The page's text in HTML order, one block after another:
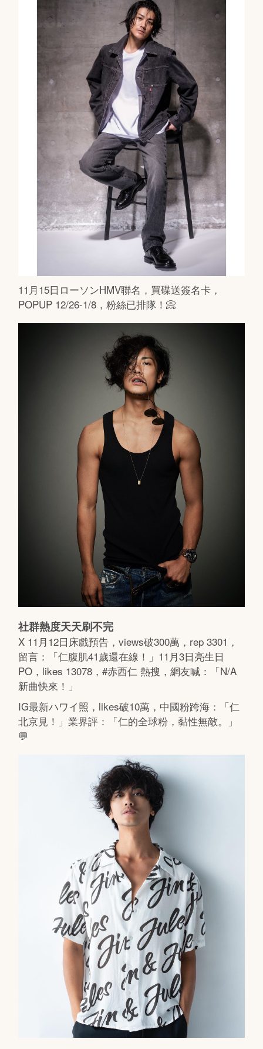
11月15日ローソンHMV聯名，買碟送簽名卡，
POPUP 12/26-1/8，粉絲已排隊！📀
社群熱度天天刷不完
X 11月12日床戲預告，views破300萬，rep 3301，
留言：「仁腹肌41歲還在線！」11月3日亮生日
PO，likes 13078，#赤西仁 熱搜，網友喊：「N/A
新曲快來！」
IG最新ハワイ照，likes破10萬，中國粉跨海：「仁
北京見！」業界評：「仁的全球粉，黏性無敵。」
💬